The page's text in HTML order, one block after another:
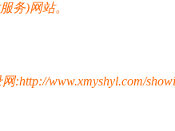
务)网站。
www.xmyshyl.com/